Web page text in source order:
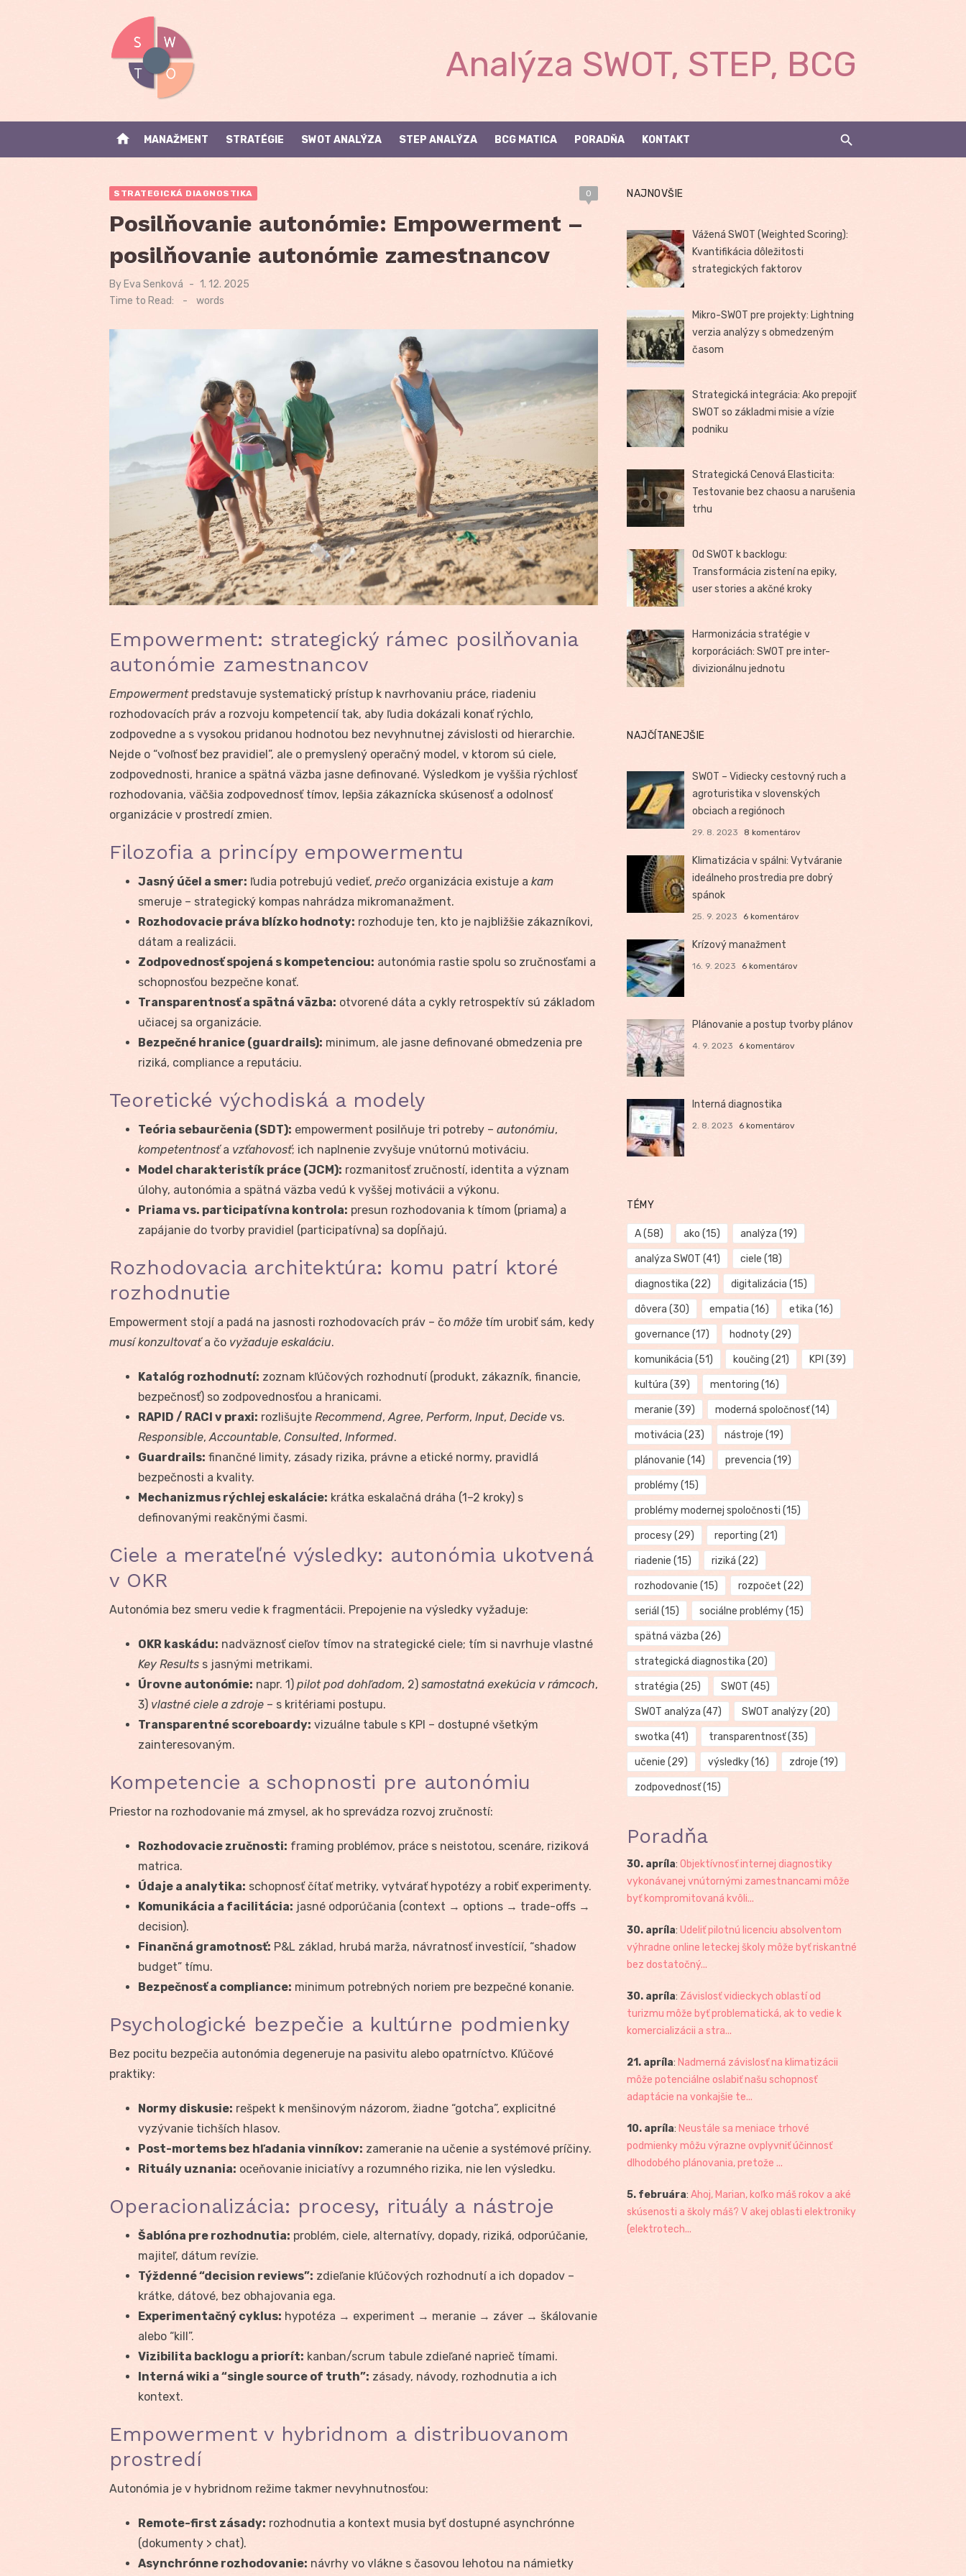
Analýza SWOT, STEP, BCG
home MANAŽMENT STRATÉGIE SWOT ANALÝZA STEP ANALÝZA BCG MATICA PORADŇA KONTAKT
STRATEGICKÁ DIAGNOSTIKA 0
Posilňovanie autonómie: Empowerment –
posilňovanie autonómie zamestnancov
ByEva Senková
Posted
on
1. 12. 2025
Time to Read:
- words
Empowerment: strategický rámec posilňovania
autonómie zamestnancov
Empowermentpredstavuje systematický prístup k navrhovaniu práce, riadeniu
rozhodovacích práv a rozvoju kompetencií tak, aby ľudia dokázali konať rýchlo,
zodpovedne a s vysokou pridanou hodnotou bez nevyhnutnej závislosti od hierarchie.
Nejde o “voľnosť bez pravidiel”, ale o premyslený operačný model, v ktorom sú ciele,
zodpovednosti, hranice a spätná väzba jasne definované. Výsledkom je vyššia rýchlosť
rozhodovania, väčšia zodpovednosť tímov, lepšia zákaznícka skúsenosť a odolnosť
organizácie v prostredí zmien.
Filozofia a princípy empowermentu
Jasný účel a smer: ľudia potrebujú vedieť, prečo organizácia existuje a kam
smeruje – strategický kompas nahrádza mikromanažment.
Rozhodovacie práva blízko hodnoty: rozhoduje ten, kto je najbližšie zákazníkovi,
dátam a realizácii.
Zodpovednosť spojená s kompetenciou: autonómia rastie spolu so zručnosťami a
schopnosťou bezpečne konať.
Transparentnosť a spätná väzba: otvorené dáta a cykly retrospektív sú základom
učiacej sa organizácie.
Bezpečné hranice (guardrails): minimum, ale jasne definované obmedzenia pre
riziká, compliance a reputáciu.
Teoretické východiská a modely
Teória sebaurčenia (SDT): empowerment posilňuje tri potreby – autonómiu,
kompetentnosťa vzťahovosť; ich naplnenie zvyšuje vnútornú motiváciu.
Model charakteristík práce (JCM): rozmanitosť zručností, identita a význam
úlohy, autonómia a spätná väzba vedú k vyššej motivácii a výkonu.
Priama vs. participatívna kontrola: presun rozhodovania k tímom (priama) a
zapájanie do tvorby pravidiel (participatívna) sa dopĺňajú.
Rozhodovacia architektúra: komu patrí ktoré
rozhodnutie
Empowerment stojí a padá na jasnosti rozhodovacích práv – čo môže tím urobiť sám, kedy
musí konzultovaťa čo vyžaduje eskaláciu.
Katalóg rozhodnutí: zoznam kľúčových rozhodnutí (produkt, zákazník, financie,
bezpečnosť) so zodpovednosťou a hranicami.
RAPID / RACI v praxi: rozlišujte Recommend, Agree, Perform, Input, Decide vs.
Responsible, Accountable, Consulted, Informed.
Guardrails: finančné limity, zásady rizika, právne a etické normy, pravidlá
bezpečnosti a kvality.
Mechanizmus rýchlej eskalácie: krátka eskalačná dráha (1–2 kroky) s
definovanými reakčnými časmi.
Ciele a merateľné výsledky: autonómia ukotvená
v OKR
Autonómia bez smeru vedie k fragmentácii. Prepojenie na výsledky vyžaduje:
OKR kaskádu: nadväznosť cieľov tímov na strategické ciele; tím si navrhuje vlastné
Key Results s jasnými metrikami.
Úrovne autonómie: napr. 1) pilot pod dohľadom, 2) samostatná exekúcia v rámcoch,
3) vlastné ciele a zdroje – s kritériami postupu.
Transparentné scoreboardy: vizuálne tabule s KPI – dostupné všetkým
zainteresovaným.
Kompetencie a schopnosti pre autonómiu
Priestor na rozhodovanie má zmysel, ak ho sprevádza rozvoj zručností:
Rozhodovacie zručnosti: framing problémov, práce s neistotou, scenáre, riziková
matrica.
Údaje a analytika: schopnosť čítať metriky, vytvárať hypotézy a robiť experimenty.
Komunikácia a facilitácia: jasné odporúčania (context → options → trade-offs →
decision).
Finančná gramotnosť: P&L základ, hrubá marža, návratnosť investícií, “shadow
budget” tímu.
Bezpečnosť a compliance: minimum potrebných noriem pre bezpečné konanie.
Psychologické bezpečie a kultúrne podmienky
Bez pocitu bezpečia autonómia degeneruje na pasivitu alebo opatrníctvo. Kľúčové
praktiky:
Normy diskusie: rešpekt k menšinovým názorom, žiadne “gotcha”, explicitné
vyzývanie tichších hlasov.
Post-mortems bez hľadania vinníkov: zameranie na učenie a systémové príčiny.
Rituály uznania: oceňovanie iniciatívy a rozumného rizika, nie len výsledku.
Operacionalizácia: procesy, rituály a nástroje
Šablóna pre rozhodnutia: problém, ciele, alternatívy, dopady, riziká, odporúčanie,
majiteľ, dátum revízie.
Týždenné “decision reviews”: zdieľanie kľúčových rozhodnutí a ich dopadov –
krátke, dátové, bez obhajovania ega.
Experimentačný cyklus: hypotéza → experiment → meranie → záver → škálovanie
alebo “kill”.
Vizibilita backlogu a priorít: kanban/scrum tabule zdieľané naprieč tímami.
Interná wiki a “single source of truth”: zásady, návody, rozhodnutia a ich
kontext.
Empowerment v hybridnom a distribuovanom
prostredí
Autonómia je v hybridnom režime takmer nevyhnutnosťou:
Remote-first zásady: rozhodnutia a kontext musia byť dostupné asynchrónne
(dokumenty > chat).
Asynchrónne rozhodovanie: návrhy vo vlákne s časovou lehotou na námietky
NAJNOVŠIE
Vážená SWOT (Weighted Scoring):
Kvantifikácia dôležitosti
strategických faktorov
Mikro-SWOT pre projekty: Lightning
verzia analýzy s obmedzeným
časom
Strategická integrácia: Ako prepojiť
SWOT so základmi misie a vízie
podniku
Strategická Cenová Elasticita:
Testovanie bez chaosu a narušenia
trhu
Od SWOT k backlogu:
Transformácia zistení na epiky,
user stories a akčné kroky
Harmonizácia stratégie v
korporáciách: SWOT pre inter-
divizionálnu jednotu
NAJČÍTANEJŠIE
SWOT – Vidiecky cestovný ruch a
agroturistika v slovenských
obciach a regiónoch
29. 8. 2023 8 komentárov
Klimatizácia v spálni: Vytváranie
ideálneho prostredia pre dobrý
spánok
25. 9. 2023 6 komentárov
Krízový manažment
16. 9. 2023 6 komentárov
Plánovanie a postup tvorby plánov
4. 9. 2023 6 komentárov
Interná diagnostika
2. 8. 2023 6 komentárov
TÉMY
A(58) ako (15) analýza (19)
analýza SWOT (41) ciele (18)
diagnostika (22) digitalizácia (15)
dôvera (30) empatia (16) etika (16)
governance (17) hodnoty(29)
komunikácia (51) koučing (21) KPI (39)
kultúra (39) mentoring (16)
meranie (39) moderná spoločnosť(14)
motivácia (23) nástroje (19)
plánovanie (14) prevencia (19)
problémy(15)
problémy modernej spoločnosti (15)
procesy(29) reporting (21)
riadenie (15) riziká (22)
rozhodovanie (15) rozpočet (22)
seriál (15) sociálne problémy(15)
spätná väzba (26)
strategická diagnostika (20)
stratégia (25) SWOT (45)
SWOT analýza (47) SWOT analýzy(20)
swotka (41) transparentnosť(35)
učenie (29) výsledky(16) zdroje (19)
zodpovednosť(15)
Poradňa
30. apríla: Objektívnosť internej diagnostiky
vykonávanej vnútornými zamestnancami môže
byť kompromitovaná kvôli...
30. apríla: Udeliť pilotnú licenciu absolventom
výhradne online leteckej školy môže byť riskantné
bez dostatočný...
30. apríla: Závislosť vidieckych oblastí od
turizmu môže byť problematická, ak to vedie k
komercializácii a stra...
21. apríla: Nadmerná závislosť na klimatizácii
môže potenciálne oslabiť našu schopnosť
adaptácie na vonkajšie te...
10. apríla: Neustále sa meniace trhové
podmienky môžu výrazne ovplyvniť účinnosť
dlhodobého plánovania, pretože ...
5. februára: Ahoj, Marian, koľko máš rokov a aké
skúsenosti a školy máš? V akej oblasti elektroniky
(elektrotech...